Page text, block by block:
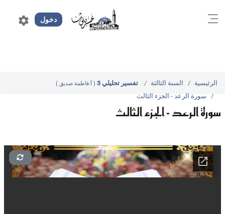
دخول settings
الرئيسية السنة الثالثة تفسير تحليلي 3 ( أ.فاطمة صديق )
سورة الرعد - الجزء الثالث
سورة الرعد - الجزء الثالث